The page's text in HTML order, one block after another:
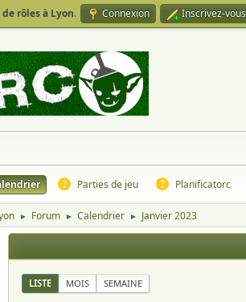
rôles à Lyon. Connexion Inscrivez-vous
Parties de jeu Planificatorc
► Forum ► Calendrier ► Janvier 2023
LISTE MOIS SEMAINE